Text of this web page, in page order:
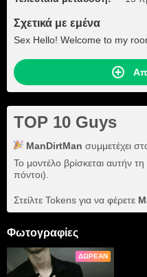
Σχετικά με εμένα
Sex Hello! Welcome to my
TOP 10 Guys
ManDirtMan συμμετέχει
Το μοντέλο βρίσκεται αυτήν
πόντοι).
Στείλτε Tokens για να φέρετε
Φωτογραφίες
ΔΩΡΕΆΝ